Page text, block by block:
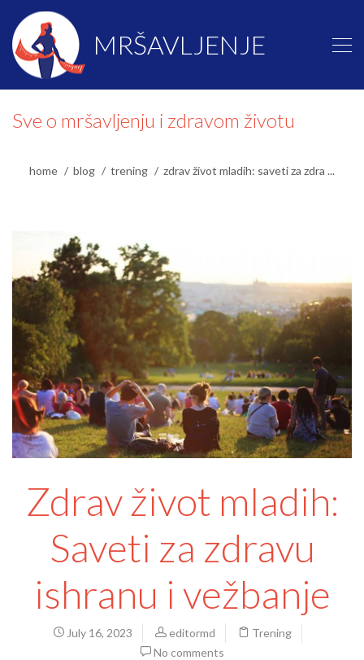
MRŠAVLJENJE
Sve o mršavljenju i zdravom životu
home blog trening zdrav život mladih: saveti za zdra ...
Zdrav život mladih:
Saveti za zdravu
ishranu i vežbanje
July 16, 2023 editormd
Trening
No comments